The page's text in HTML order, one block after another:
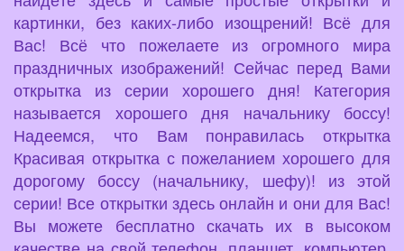
картинки, без каких-либо изощрений! Всё для
Вас! Всё что пожелаете из огромного мира
праздничных изображений! Сейчас перед Вами
открытка из серии хорошего дня! Категория
называется хорошего дня начальнику боссу!
Надеемся, что Вам понравилась открытка
Красивая открытка с пожеланием хорошего для
дорогому боссу (начальнику, шефу)! из этой
серии! Все открытки здесь онлайн и они для Вас!
Вы можете бесплатно скачать их в высоком